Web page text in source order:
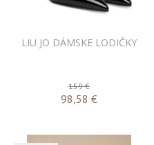
LIU JO DÁMSKE LODIČKY
159 €
98,58 €